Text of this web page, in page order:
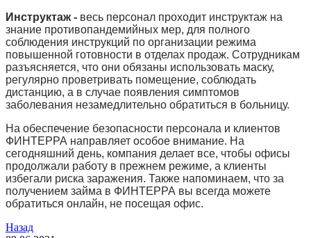
Инструктаж - весь персонал проходит инструктаж на
знание противопандемийных мер, для полного
соблюдения инструкций по организации режима
повышенной готовности в отделах продаж. Сотрудникам
разъясняется, что они обязаны использовать маску,
регулярно проветривать помещение, соблюдать
дистанцию, а в случае появления симптомов
заболевания незамедлительно обратиться в больницу.
На обеспечение безопасности персонала и клиентов
ФИНТЕРРА направляет особое внимание. На
сегодняшний день, компания делает все, чтобы офисы
продолжали работу в прежнем режиме, а клиенты
избегали риска заражения. Также напоминаем, что за
получением займа в ФИНТЕРРА вы всегда можете
обратиться онлайн, не посещая офис.
Назад